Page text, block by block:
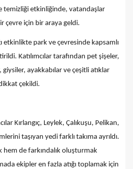
temizliği etkinliğinde, vatandaşlar
çevre için bir araya geldi.
etkinlikte park ve çevresinde kapsamlı
Katılımcılar tarafından pet şişeler,
ayakkabılar ve çeşitli atıklar
çekildi.
Kırlangıç, Leylek, Çalıkuşu, Pelikan,
taşıyan yedi farklı takıma ayrıldı.
hem de farkındalık oluşturmak
ekipler en fazla atığı toplamak için